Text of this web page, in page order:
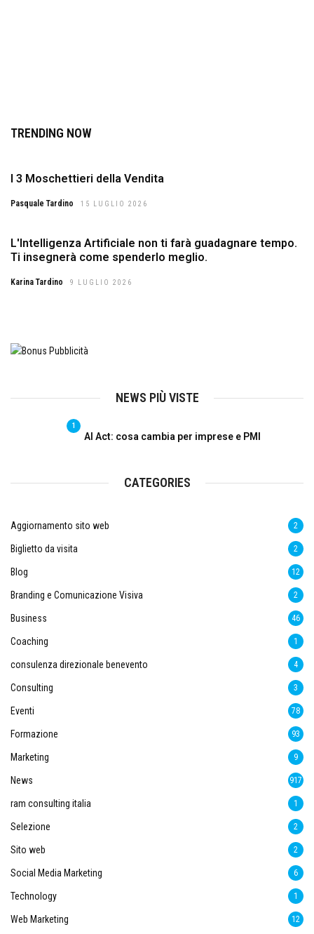
TRENDING NOW
I 3 Moschettieri della Vendita
Pasquale Tardino 15 LUGLIO 2026
L'Intelligenza Artificiale non ti farà guadagnare tempo.
Ti insegnerà come spenderlo meglio.
Karina Tardino 9 LUGLIO 2026
NEWS PIÙ VISTE
1
AI Act: cosa cambia per imprese e PMI
CATEGORIES
Aggiornamento sito web 2
Biglietto da visita 2
Blog 12
Branding e Comunicazione Visiva 2
Business 46
Coaching 1
consulenza direzionale benevento 4
Consulting 3
Eventi 78
Formazione 93
Marketing 9
News 917
ram consulting italia 1
Selezione 2
Sito web 2
Social Media Marketing 6
Technology 1
Web Marketing 12